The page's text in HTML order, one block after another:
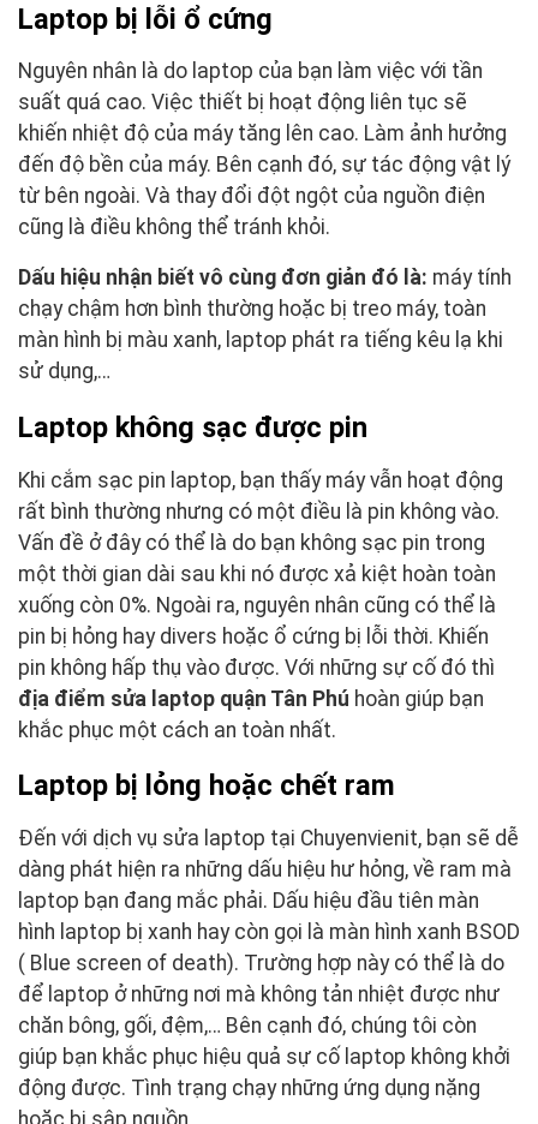
Laptop bị lỗi ổ cứng
Nguyên nhân là do laptop của bạn làm việc với tần
suất quá cao. Việc thiết bị hoạt động liên tục sẽ
khiến nhiệt độ của máy tăng lên cao. Làm ảnh hưởng
đến độ bền của máy. Bên cạnh đó, sự tác động vật lý
từ bên ngoài. Và thay đổi đột ngột của nguồn điện
cũng là điều không thể tránh khỏi.
Dấu hiệu nhận biết vô cùng đơn giản đó là: máy tính
chạy chậm hơn bình thường hoặc bị treo máy, toàn
màn hình bị màu xanh, laptop phát ra tiếng kêu lạ khi
sử dụng,…
Laptop không sạc được pin
Khi cắm sạc pin laptop, bạn thấy máy vẫn hoạt động
rất bình thường nhưng có một điều là pin không vào.
Vấn đề ở đây có thể là do bạn không sạc pin trong
một thời gian dài sau khi nó được xả kiệt hoàn toàn
xuống còn 0%. Ngoài ra, nguyên nhân cũng có thể là
pin bị hỏng hay divers hoặc ổ cứng bị lỗi thời. Khiến
pin không hấp thụ vào được. Với những sự cố đó thì
địa điểm sửa laptop quận Tân Phú hoàn giúp bạn
khắc phục một cách an toàn nhất.
Laptop bị lỏng hoặc chết ram
Đến với dịch vụ sửa laptop tại Chuyenvienit, bạn sẽ dễ
dàng phát hiện ra những dấu hiệu hư hỏng, về ram mà
laptop bạn đang mắc phải. Dấu hiệu đầu tiên màn
hình laptop bị xanh hay còn gọi là màn hình xanh BSOD
( Blue screen of death). Trường hợp này có thể là do
để laptop ở những nơi mà không tản nhiệt được như
chăn bông, gối, đệm,… Bên cạnh đó, chúng tôi còn
giúp bạn khắc phục hiệu quả sự cố laptop không khởi
động được. Tình trạng chạy những ứng dụng nặng